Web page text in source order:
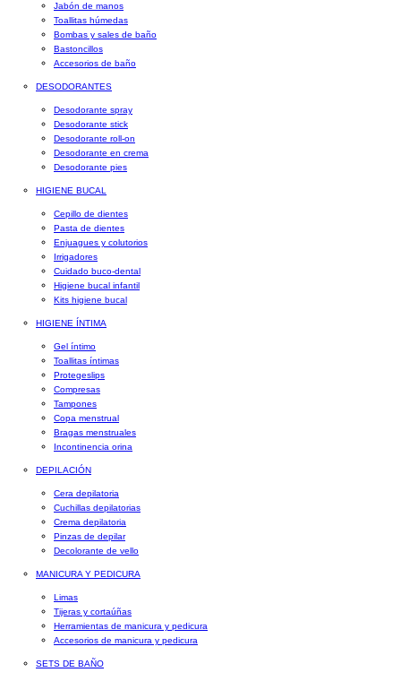
Jabón de manos
Toallitas húmedas
Bombas y sales de baño
Bastoncillos
Accesorios de baño
DESODORANTES
Desodorante spray
Desodorante stick
Desodorante roll-on
Desodorante en crema
Desodorante pies
HIGIENE BUCAL
Cepillo de dientes
Pasta de dientes
Enjuagues y colutorios
Irrigadores
Cuidado buco-dental
Higiene bucal infantil
Kits higiene bucal
HIGIENE ÍNTIMA
Gel íntimo
Toallitas íntimas
Protegeslips
Compresas
Tampones
Copa menstrual
Bragas menstruales
Incontinencia orina
DEPILACIÓN
Cera depilatoria
Cuchillas depilatorias
Crema depilatoria
Pinzas de depilar
Decolorante de vello
MANICURA Y PEDICURA
Limas
Tijeras y cortaúñas
Herramientas de manicura y pedicura
Accesorios de manicura y pedicura
SETS DE BAÑO